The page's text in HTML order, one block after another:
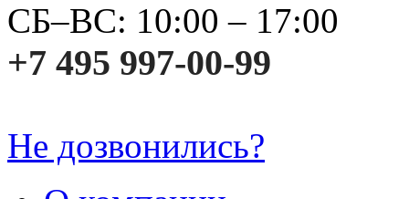
СБ–ВС: 10:00 – 17:00
+7 495 997-00-99
Не дозвонились?